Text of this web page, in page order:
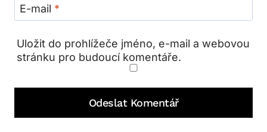
E-mail *
Uložit do prohlížeče jméno, e-mail a webovou
stránku pro budoucí komentáře.